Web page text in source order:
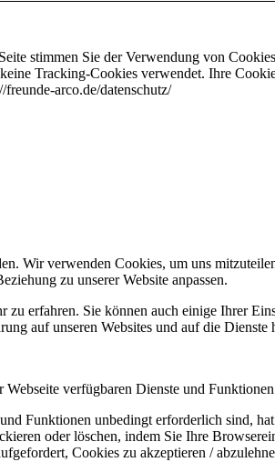
stimmen Sie der Verwendung von
Tracking-Cookies verwendet. Ihre
arco.de/datenschutz/
Wir verwenden Cookies, um uns
zu unserer Website anpassen.
erfahren. Sie können auch einige Ihrer
auf unseren Websites und auf die Dienste
verfügbaren Dienste und
Funktionen unbedingt erforderlich sind,
oder löschen, indem Sie Ihre
Cookies zu akzeptieren /